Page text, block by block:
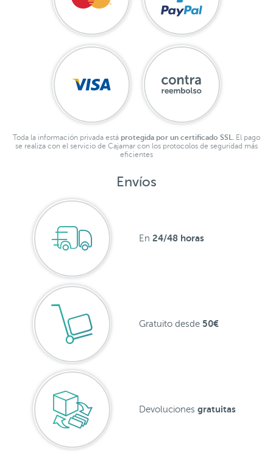
Toda la información privada está protegida por un certificado SSL. El pago
se realiza con el servicio de Cajamar con los protocolos de seguridad más
eficientes
Envíos
En 24/48 horas
Gratuito desde 50€
Devoluciones gratuitas